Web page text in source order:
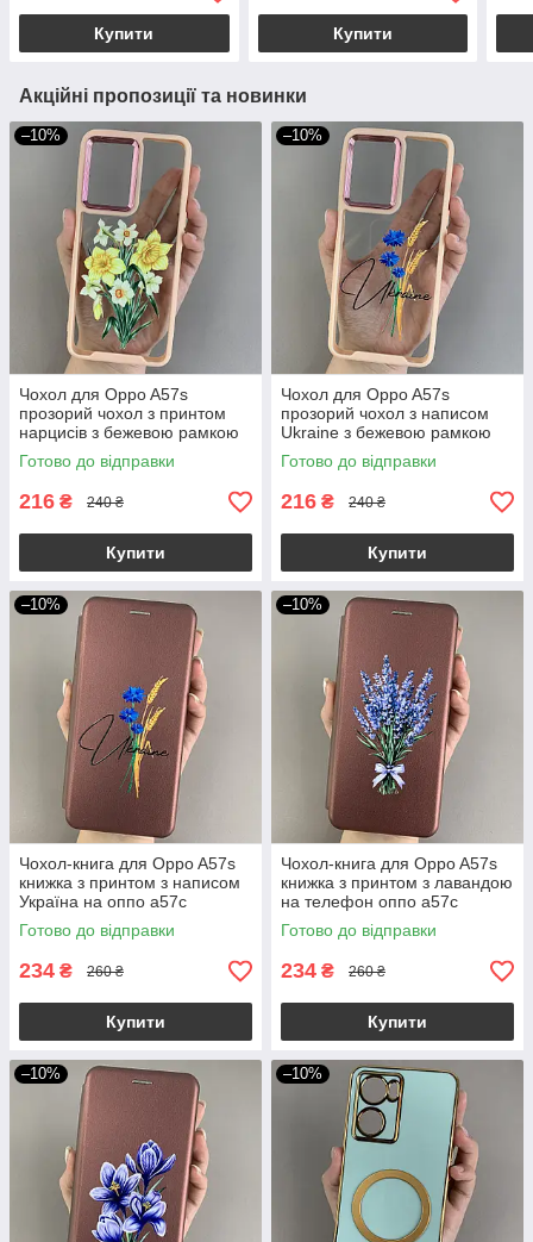
Купити Купити
Акційні пропозиції та новинки
–10%
Чохол для Oppo A57s
прозорий чохол з принтом
нарцисів з бежевою рамкою
на телефон оппо а57с q07j
Готово до відправки
216 ₴ 240 ₴
Купити
–10%
Чохол для Oppo A57s
прозорий чохол з написом
Ukraine з бежевою рамкою
на телефон оппо а57с q07h
Готово до відправки
216 ₴ 240 ₴
Купити
–10%
Чохол-книга для Oppo A57s
книжка з принтом з написом
Україна на оппо а57с
бордова q04j
Готово до відправки
234 ₴ 260 ₴
Купити
–10%
Чохол-книга для Oppo A57s
книжка з принтом з лавандою
на телефон оппо а57с
бордова q07w
Готово до відправки
234 ₴ 260 ₴
Купити
–10% –10%